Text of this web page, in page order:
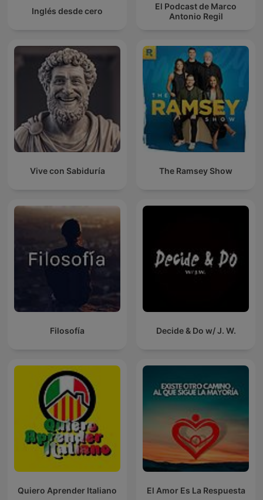
Inglés desde cero
El Podcast de Marco
Antonio Regil
Vive con Sabiduría The Ramsey Show
Filosofía Decide & Do w/ J. W.
Quiero Aprender Italiano El Amor Es La Respuesta